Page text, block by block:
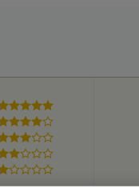
5 hvězdiček
4 hvězdičky
3 hvězdičky
2 hvězdičky
1 hvezdička